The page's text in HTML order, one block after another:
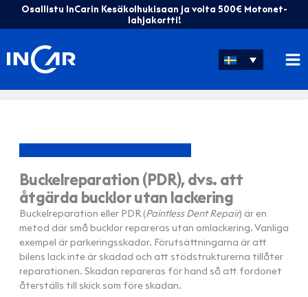
HoppaOsallistu InCarin Kesäkolhukisaan ja voita 500€ Motonet-
lahjakortti!
Buckelreparation (PDR), dvs. att
åtgärda bucklor utan lackering
Buckelreparation eller PDR (Paintless Dent Repair) är en
metod där små bucklor repareras utan omlackering. Vanliga
exempel är parkeringsskador. Förutsättningarna är att
bilens lack inte är skadad och att stödstrukturerna tillåter
reparationen. Skadan repareras för hand så att fordonet
återställs till skick som före skadan.